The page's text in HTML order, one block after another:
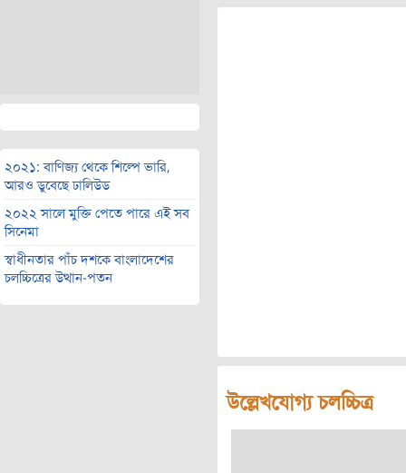
২০২১: বাণিজ্য থেকে শিল্পে ভারি,
আরও ডুবেছে ঢালিউড
২০২২ সালে মুক্তি পেতে পারে এই সব
সিনেমা
স্বাধীনতার পাঁচ দশকে বাংলাদেশের
চলচ্চিত্রের উত্থান-পতন
উল্লেখযোগ্য চলচ্চিত্র